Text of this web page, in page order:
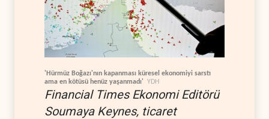
'Hürmüz Boğazı'nın kapanması küresel ekonomiyi sarstı
ama en kötüsü henüz yaşanmadı' YDH
Financial Times Ekonomi Editörü
Soumaya Keynes, ticaret